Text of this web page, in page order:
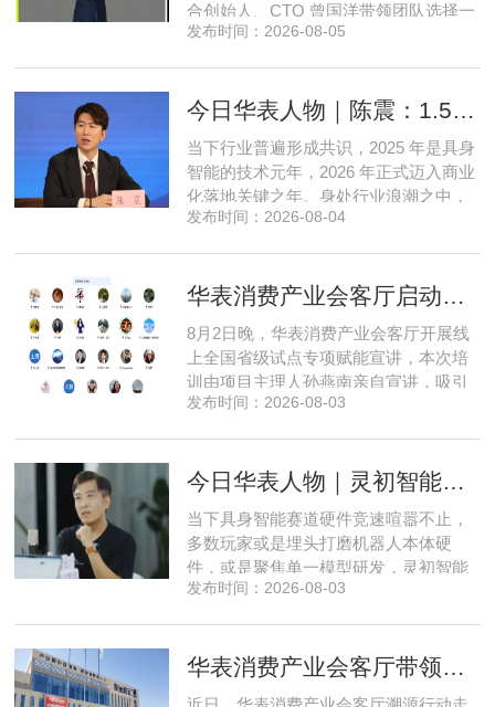
合创始人、CTO 曾国洋带领团队选择一
条小众赛道：深耕端侧轻量化大模型，
的技术深耕与严谨的工程思维，走出国
布局中，自然流畅的全模态
发布时间：2026-08-05
今日华表人物｜陈震：1.5 亿资金赋能，享刻解锁餐饮机器人规模化
当下行业普遍形成共识，2025 年是具身
智能的技术元年，2026 年正式迈入商业
化落地关键之年。身处行业浪潮之中，
享刻智能创始人、CEO 陈震表示，当前
长久，这也是享刻智能自创立之初便坚
创始人、CEO 陈震纵观当前具
发布时间：2026-08-04
华表消费产业会客厅启动全国省级试点招募，首次线上宣讲会圆满举办
8月2日晚，华表消费产业会客厅开展线
上全国省级试点专项赋能宣讲，本次培
训由项目主理人孙燕南亲自宣讲，吸引
了来自贵州、河北、北京、天津、常
间盘活、私域变现、稳现金流搭建、试
现状，深度剖析行业双重发展困境
发布时间：2026-08-03
今日华表人物｜灵初智能CEO王启斌：押注千万级数据解锁具身智能质变
当下具身智能赛道硬件竞速喧嚣不止，
多数玩家或是埋头打磨机器人本体硬
件，或是聚焦单一模型研发，灵初智能
自创立之初便守住初心，以自研操作大
能创始人王启斌，拆解其从创立第一天
发布时间：2026-08-03
华表消费产业会客厅带领私域直播团队走进新疆原始黄金乳业，溯源新疆好驼奶